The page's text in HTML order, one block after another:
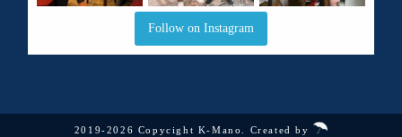
Follow on Instagram
2019-2026 Copycight K-Mano. Created by